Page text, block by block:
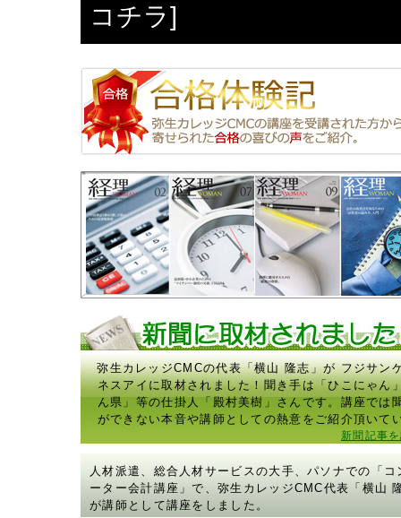
コチラ]
弥生カレッジCMCの代表「横山 隆志」が フジサン
ネスアイに取材されました！聞き手は「ひこにゃん
ん県」等の仕掛人「殿村美樹」さんです。講座では
ができない本音や講師としての熱意をご紹介頂いて
新聞記事
人材派遣、総合人材サービスの大手、パソナでの「コ
ーター会計講座」で、弥生カレッジCMC代表「横山
が講師として講座をしました。